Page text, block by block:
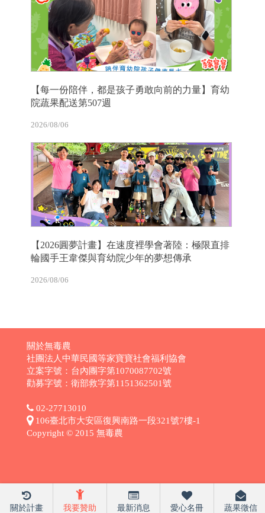
【每一份陪伴，都是孩子勇敢向前的力量】育幼
院蔬果配送第507週
2026/08/06
【2026圓夢計畫】在速度裡學會著陸：極限直排
輪國手王韋傑與育幼院少年的夢想傳承
2026/08/06
關於計畫 我要贊助 最新消息 愛心名冊 蔬果徵信
關於無毒農
社團法人中華民國等家寶寶社會福利協會
立案字號：台內團字第1070087702號
勸募字號：衛部救字第1151362501號
02-27713010
106臺北市大安區復興南路一段321號7樓-1
Copyright © 2015 無毒農